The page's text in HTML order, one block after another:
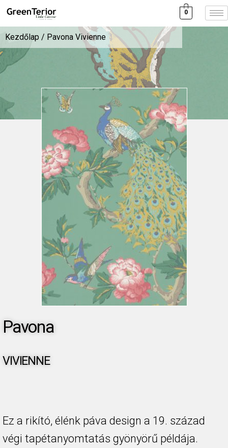
0
Kezdőlap / Pavona Vivienne
Pavona
VIVIENNE
Ez a rikító, élénk páva design a 19. század
végi tapétanyomtatás gyönyörű példája.